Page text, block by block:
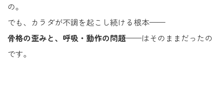
の。
でも、カラダが不調を起こし続ける根本——
骨格の歪みと、呼吸・動作の問題——はそのままだったの
です。